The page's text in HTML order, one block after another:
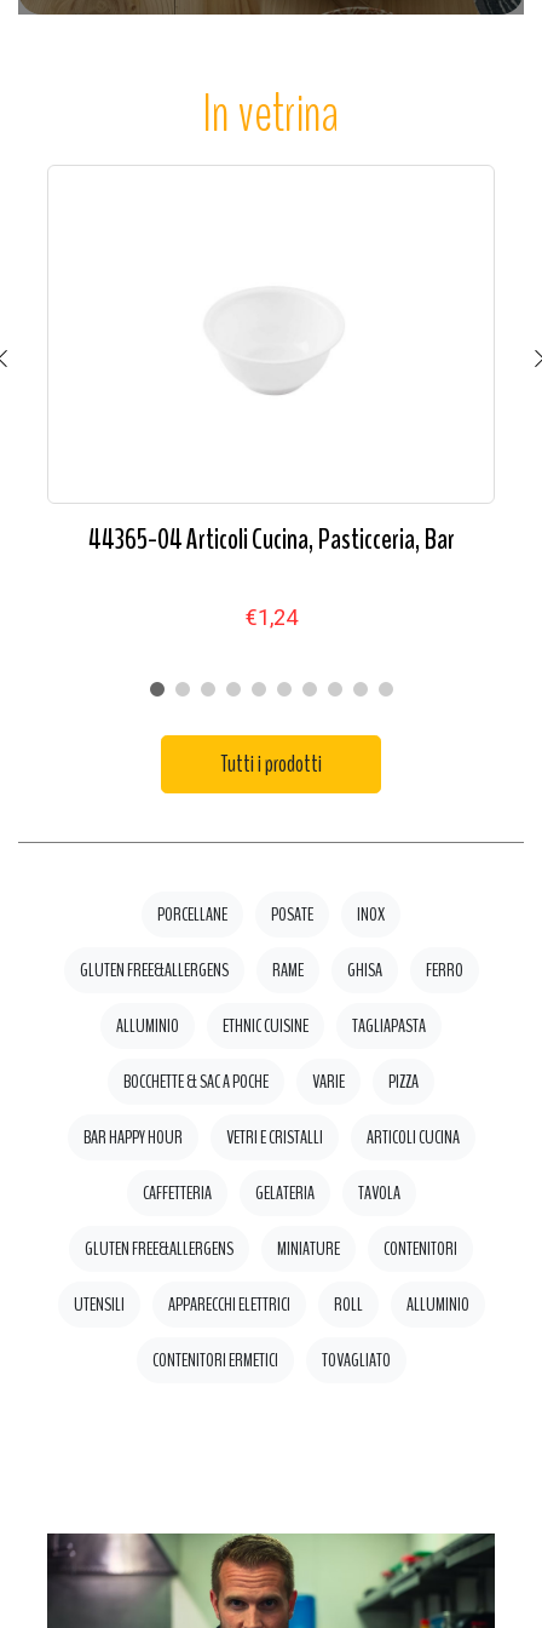
In vetrina
44365-04 Articoli Cucina, Pasticceria, Bar
€1,24
Tutti i prodotti
PORCELLANE POSATE INOX
GLUTEN FREE&ALLERGENS RAME GHISA FERRO
ALLUMINIO ETHNIC CUISINE TAGLIAPASTA
BOCCHETTE & SAC A POCHE VARIE PIZZA
BAR HAPPY HOUR VETRI E CRISTALLI ARTICOLI CUCINA
CAFFETTERIA GELATERIA TAVOLA
GLUTEN FREE&ALLERGENS MINIATURE CONTENITORI
UTENSILI APPARECCHI ELETTRICI ROLL ALLUMINIO
CONTENITORI ERMETICI TOVAGLIATO